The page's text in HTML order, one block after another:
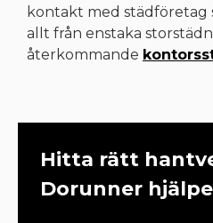
kontakt med städföretag
allt från enstaka
återkommande
Hitta rätt
Dorunner